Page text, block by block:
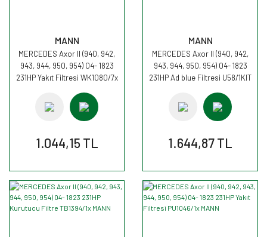
MANN
MERCEDES Axor II (940, 942,
943, 944, 950, 954) 04- 1823
231HP Yakıt Filtresi WK1080/7x
1.044,15 TL
MANN
MERCEDES Axor II (940, 942,
943, 944, 950, 954) 04- 1823
231HP Ad blue Filtresi U58/1KIT
1.644,87 TL